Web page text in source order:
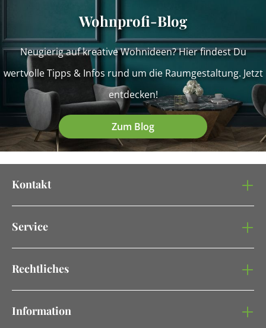
Wohnprofi-Blog
Neugierig auf kreative Wohnideen? Hier findest Du
wertvolle Tipps & Infos rund um die Raumgestaltung. Jetzt
entdecken!
Zum Blog
Kontakt
Service
Rechtliches
Information